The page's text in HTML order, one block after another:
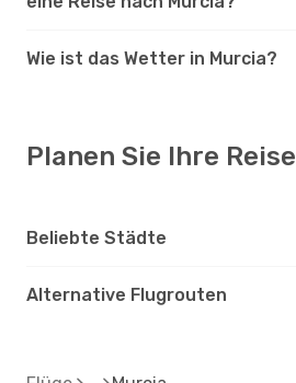
Wie ist das Wetter in Murcia?
Planen Sie Ihre Reise
Beliebte Städte
Alternative Flugrouten